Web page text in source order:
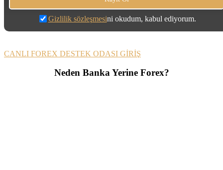
Gizlilik sözleşmesini okudum, kabul ediyorum.
CANLI FOREX DESTEK ODASI GİRİŞ
Neden Banka Yerine Forex?